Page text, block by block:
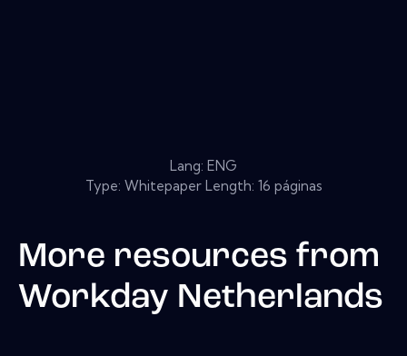
Lang: ENG
Type: Whitepaper Length: 16 páginas
More resources from
Workday Netherlands